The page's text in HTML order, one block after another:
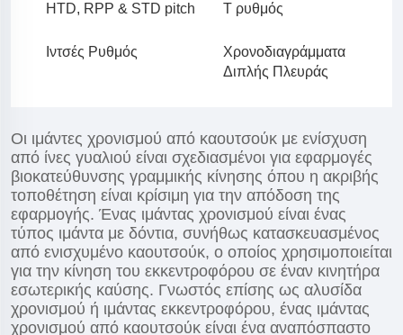
HTD, RPP & STD pitch Τ ρυθμός
Ιντσές Ρυθμός
Χρονοδιαγράμματα
Διπλής Πλευράς
Οι ιμάντες χρονισμού από καουτσούκ με ενίσχυση
από ίνες γυαλιού είναι σχεδιασμένοι για εφαρμογές
βιοκατεύθυνσης γραμμικής κίνησης όπου η ακριβής
τοποθέτηση είναι κρίσιμη για την απόδοση της
εφαρμογής. Ένας ιμάντας χρονισμού είναι ένας
τύπος ιμάντα με δόντια, συνήθως κατασκευασμένος
από ενισχυμένο καουτσούκ, ο οποίος χρησιμοποιείται
για την κίνηση του εκκεντροφόρου σε έναν κινητήρα
εσωτερικής καύσης. Γνωστός επίσης ως αλυσίδα
χρονισμού ή ιμάντας εκκεντροφόρου, ένας ιμάντας
χρονισμού από καουτσούκ είναι ένα αναπόσπαστο